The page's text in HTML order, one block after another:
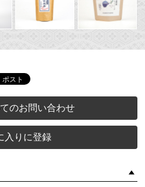
のお問い合わせ
入りに登録